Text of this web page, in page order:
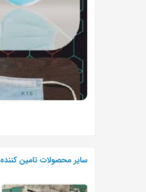
سایر محصولات تامین کننده